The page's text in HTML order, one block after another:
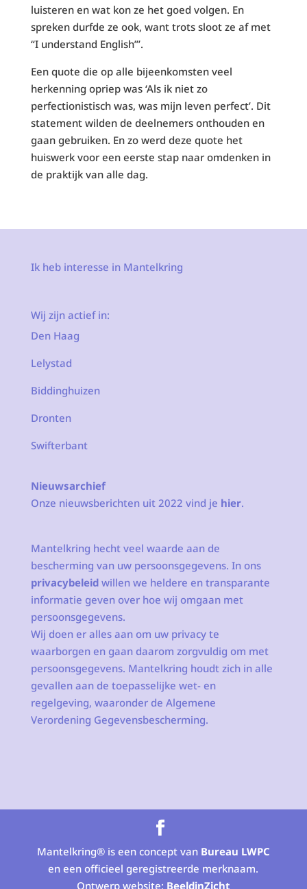
luisteren en wat kon ze het goed volgen. En
spreken durfde ze ook, want trots sloot ze af met
“I understand English”’.
Een quote die op alle bijeenkomsten veel
herkenning opriep was ‘Als ik niet zo
perfectionistisch was, was mijn leven perfect’. Dit
statement wilden de deelnemers onthouden en
gaan gebruiken. En zo werd deze quote het
huiswerk voor een eerste stap naar omdenken in
de praktijk van alle dag.
Ik heb interesse in Mantelkring
Wij zijn actief in:
Den Haag
Lelystad
Biddinghuizen
Dronten
Swifterbant
Nieuwsarchief
Onze nieuwsberichten uit 2022 vind je hier.
Mantelkring hecht veel waarde aan de
bescherming van uw persoonsgegevens. In ons
privacybeleidwillen we heldere en transparante
informatie geven over hoe wij omgaan met
persoonsgegevens.
Wij doen er alles aan om uw privacy te
waarborgen en gaan daarom zorgvuldig om met
persoonsgegevens. Mantelkring houdt zich in alle
gevallen aan de toepasselijke wet- en
regelgeving, waaronder de Algemene
Verordening Gegevensbescherming.
Mantelkring® is een concept van Bureau LWPC
en een officieel geregistreerde merknaam.
Ontwerp website: BeeldinZicht